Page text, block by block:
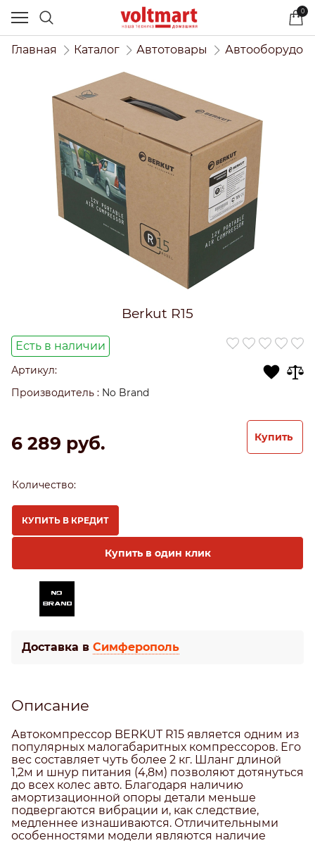
0
Главная Каталог Автотовары
Berkut R15
Есть в наличии
Артикул:
Производитель : No Brand
6 289 руб. Купить
Количество:
КУПИТЬ В КРЕДИТ
Купить в один клик
Доставка в Симферополь
Описание
Автокомпрессор BERKUT R15 является одним из
популярных малогабаритных компрессоров. Его
вес составляет чуть более 2 кг. Шланг длиной
1,2м и шнур питания (4,8м) позволяют дотянуться
до всех колес авто. Благодаря наличию
амортизационной опоры детали меньше
подвергаются вибрации и, как следствие,
медленнее изнашиваются. Отличительными
особенностями модели являются наличие